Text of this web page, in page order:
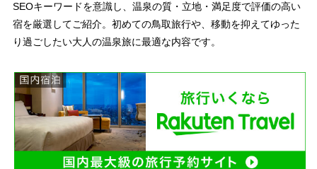
SEOキーワードを意識し、温泉の質・立地・満足度で評価の高い
宿を厳選してご紹介。初めての鳥取旅行や、移動を抑えてゆった
り過ごしたい大人の温泉旅に最適な内容です。